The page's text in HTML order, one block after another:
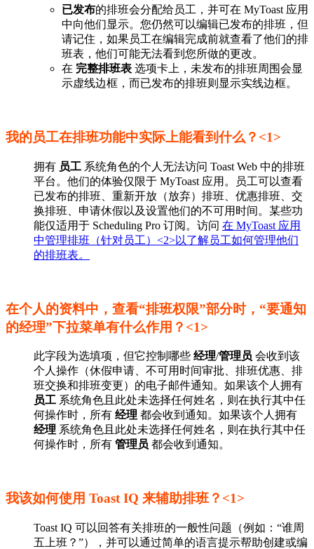
已发布的排班会分配给员工，并可在 MyToast 应用
中向他们显示。您仍然可以编辑已发布的排班，但
请记住，如果员工在编辑完成前就查看了他们的排
班表，他们可能无法看到您所做的更改。
在 完整排班表 选项卡上，未发布的排班周围会显
示虚线边框，而已发布的排班则显示实线边框。
我的员工在排班功能中实际上能看到什么？<1>
拥有 员工 系统角色的个人无法访问 Toast Web 中的排班
平台。他们的体验仅限于 MyToast 应用。员工可以查看
已发布的排班、重新开放（放弃）排班、优惠排班、交
换排班、申请休假以及设置他们的不可用时间。某些功
能仅适用于 Scheduling Pro 订阅。访问 在 MyToast 应用
中管理排班（针对员工）<2>以了解员工如何管理他们
的排班表。
在个人的资料中，查看“排班权限”部分时，“要通知
的经理”下拉菜单有什么作用？<1>
此字段为选填项，但它控制哪些 经理/管理员 会收到该
个人操作（休假申请、不可用时间审批、排班优惠、排
班交换和排班变更）的电子邮件通知。如果该个人拥有
员工 系统角色且此处未选择任何姓名，则在执行其中任
何操作时，所有 经理 都会收到通知。如果该个人拥有
经理 系统角色且此处未选择任何姓名，则在执行其中任
何操作时，所有 管理员 都会收到通知。
我该如何使用 Toast IQ 来辅助排班？<1>
Toast IQ 可以回答有关排班的一般性问题（例如：“谁周
五上班？”），并可以通过简单的语言提示帮助创建或编